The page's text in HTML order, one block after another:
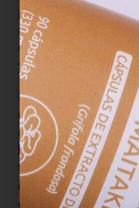
promover la
nervioso (NGF) y
cerebro (BDNF),
y
El extracto de
de las neuronas.
hericenonas y
funcionamiento
del sistema
cognitiva y